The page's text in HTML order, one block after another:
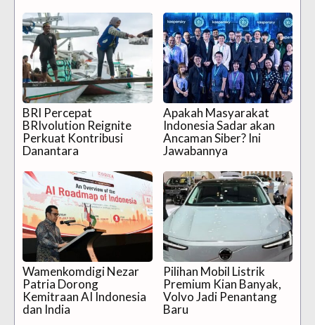
BRI Percepat
BRIvolution Reignite
Perkuat Kontribusi
Danantara
Apakah Masyarakat
Indonesia Sadar akan
Ancaman Siber? Ini
Jawabannya
Wamenkomdigi Nezar
Patria Dorong
Kemitraan AI Indonesia
dan India
Pilihan Mobil Listrik
Premium Kian Banyak,
Volvo Jadi Penantang
Baru